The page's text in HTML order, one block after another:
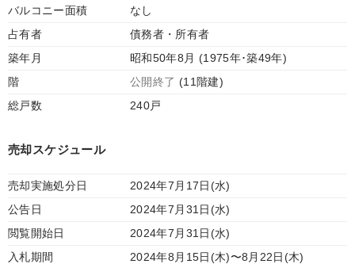
バルコニー面積
なし
占有者
債務者・所有者
築年月
昭和50年8月 (1975年･築49年)
階
公開終了 (11階建)
総戸数
240戸
売却スケジュール
売却実施処分日
2024年7月17日(水)
公告日
2024年7月31日(水)
閲覧開始日
2024年7月31日(水)
入札期間
2024年8月15日(木)〜8月22日(木)